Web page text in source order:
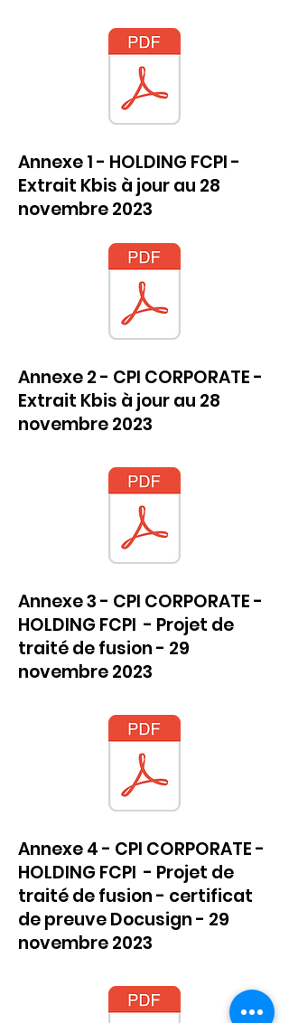
Annexe 1 - HOLDING FCPI -
Extrait Kbis à jour au 28
novembre 2023
Annexe 2 - CPI CORPORATE -
Extrait Kbis à jour au 28
novembre 2023
Annexe 3 - CPI CORPORATE -
HOLDING FCPI - Projet de
traité de fusion - 29
novembre 2023
Annexe 4 - CPI CORPORATE -
HOLDING FCPI - Projet de
traité de fusion - certificat
de preuve Docusign - 29
novembre 2023